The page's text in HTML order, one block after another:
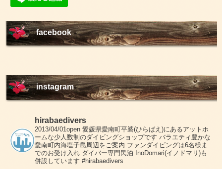
facebook
instagram
hirabaedivers
2013/04/01open 愛媛県愛南町平碆(ひらばえ)にあるアットホ
ームな少人数制のダイビングショップです バラエティ豊かな
愛南町内海塩子島周辺をご案内 ファンダイビングは6名様ま
でのお受け入れ ダイバー専門民泊 InoDomari(イノドマリ)も
併設しています #hirabaedivers